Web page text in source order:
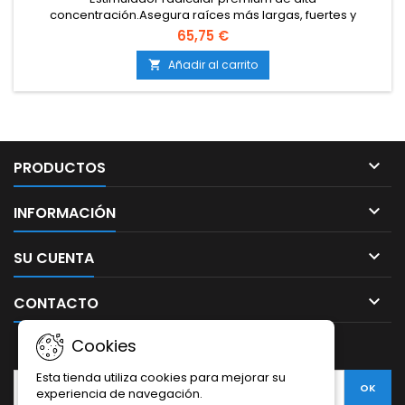
concentración.Asegura raíces más largas, fuertes y
resistentes.Incrementa la capacidad de absorción de agua
y nutrientes.Reduce el estrés en germinación y
trasplantes.Compatible con todos los sustratos y sistemas
de cultivo.
65,75 €
 Añadir al carrito
PRODUCTOS 
INFORMACIÓN 
SU CUENTA 
CONTACTO 
Cookies
Esta tienda utiliza cookies para mejorar su
experiencia de navegación.